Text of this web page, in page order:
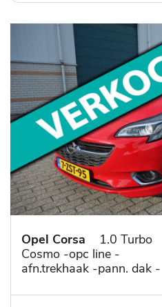
Opel Corsa
1.0 Turbo
Cosmo -opc line -
afn.trekhaak -pann. dak -
camera - park sensoren v